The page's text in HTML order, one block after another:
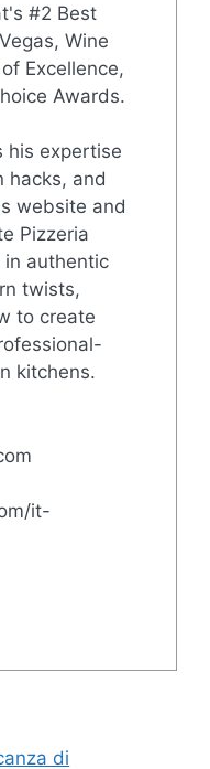
#2 Best
Wine
Excellence,
Awards.
his expertise
hacks, and
website and
Pizzeria
in authentic
twists,
to create
kitchens.
it-
di